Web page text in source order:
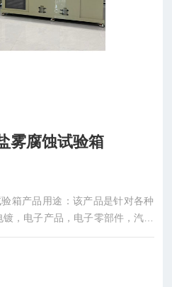
雾腐蚀试验箱
箱产品用途：该产品是针对各种
，电子产品，电子零部件，汽车
丝，弹簧，磁性材料，有机及无